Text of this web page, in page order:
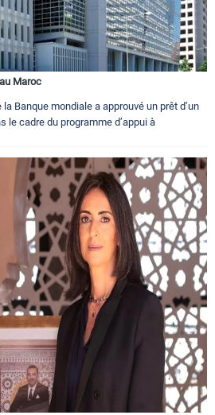
Maroc
Banque mondiale a approuvé un prêt d’un
le cadre du programme d’appui à